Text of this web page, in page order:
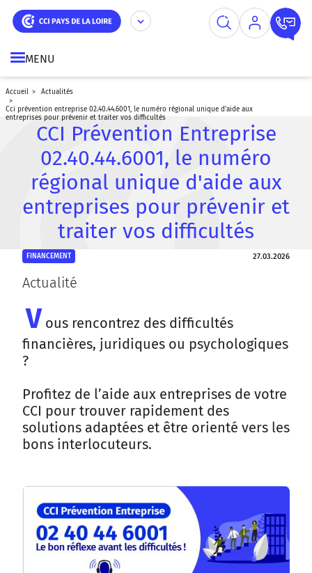
Aller
contenu
MENU
accueil actualités
cci prévention entreprise 02.40.44.6001, le numéro régional unique d'aide aux
entreprises pour prévenir et traiter vos difficultés
CCI Prévention Entreprise
02.40.44.6001, le numéro
régional unique d'aide aux
entreprises pour prévenir et
traiter vos difficultés
FINANCEMENT 27.03.2026
Actualité
V ous rencontrez des difficultés
financières, juridiques ou psychologiques
?
Profitez de l’aide aux entreprises de votre
CCI pour trouver rapidement des
solutions adaptées et être orienté vers les
bons interlocuteurs.
Panneau de gestion des cookies